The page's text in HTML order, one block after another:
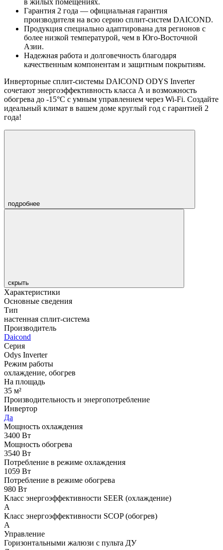
в жилых помещениях.
Гарантия 2 года — официальная гарантия
производителя на всю серию сплит-систем DAICOND.
Продукция специально адаптирована для регионов с
более низкой температурой, чем в Юго-Восточной
Азии.
Надежная работа и долговечность благодаря
качественным компонентам и защитным покрытиям.
Инверторные сплит-системы DAICOND ODYS Inverter
сочетают энергоэффективность класса А и возможность
обогрева до -15°C с умным управлением через Wi-Fi. Создайте
идеальный климат в вашем доме круглый год с гарантией 2
года!
подробнее
скрыть
Характеристики
Основные сведения
Тип
настенная сплит-система
Производитель
Daicond
Серия
Odys Inverter
Режим работы
охлаждение, обогрев
На площадь
35 м²
Производительность и энергопотребление
Инвертор
Да
Мощность охлаждения
3400 Вт
Мощность обогрева
3540 Вт
Потребление в режиме охлаждения
1059 Вт
Потребление в режиме обогрева
980 Вт
Класс энергоэффективности SEER (охлаждение)
A
Класс энергоэффективности SCOP (обогрев)
A
Управление
Горизонтальными жалюзи с пульта ДУ